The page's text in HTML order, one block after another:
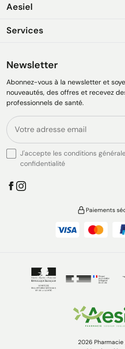
Aesiel
Services
Newsletter
Abonnez-vous à la newsletter et
nouveautés, des offres et recevez
professionnels de santé.
J'accepte les conditions
confidentialité
Paiements
2026 Pharmacie